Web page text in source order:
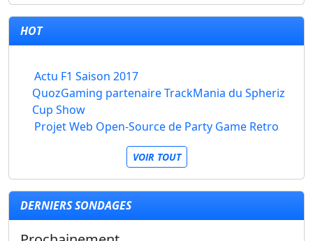
HOT
Actu F1 Saison 2017
QuozGaming partenaire TrackMania du Spheriz
Cup Show
Projet Web Open-Source de Party Game Retro
VOIR TOUT
DERNIERS SONDAGES